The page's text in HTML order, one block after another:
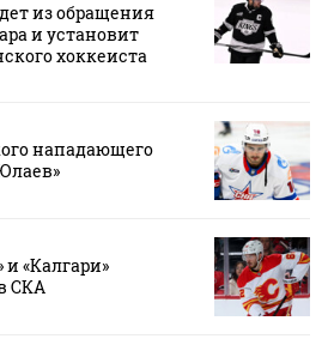
из обращения
и установит
хоккеиста
нападающего
и «Калгари»
СКА